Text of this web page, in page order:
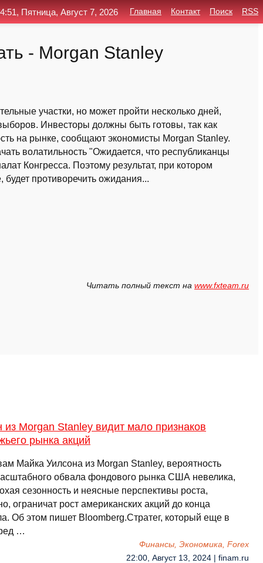
- Morgan Stanley
участки, но может пройти несколько дней,
Инвесторы должны быть готовы, так как
на рынке, сообщают экономисты Morgan Stanley.
волатильность "Ожидается, что республиканцы
Конгресса. Поэтому результат, при котором
противоречить ожидания...
Читать полный текст на www.fxteam.ru
из Morgan Stanley видит мало признаков
рынка акций
Майка Уилсона из Morgan Stanley, вероятность
обвала фондового рынка США невелика,
сезонность и неясные перспективы роста,
ограничат рост американских акций до конца
Об этом пишет Bloomberg.Стратег, который еще в
…
Финансы, Экономика, Forex
22:00, Август 13, 2024 | finam.ru
Пятница, Август 7, 2026 Главная Контакт Поиск RSS